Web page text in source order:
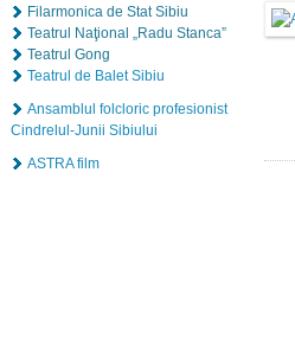
Filarmonica de Stat Sibiu
Teatrul Naţional „Radu Stanca”
Teatrul Gong
Teatrul de Balet Sibiu
Ansamblul folcloric profesionist
Cindrelul-Junii Sibiului
ASTRA film